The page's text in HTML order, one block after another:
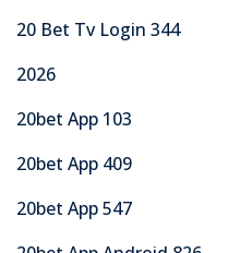
20 Bet Tv Login 344
2026
20bet App 103
20bet App 409
20bet App 547